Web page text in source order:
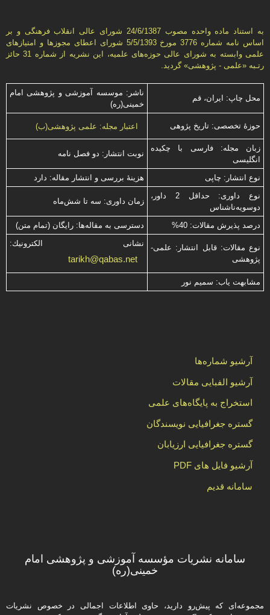
به استناد ماده واحده مصوب 24/6/1387 شورای عالی انقلاب فرهنگی و بر
اساس نامه شماره 3776 مورخ 5/5/1393 شورای اعطای مجوزها و امتيازهای
علمی وابسته به شورای عالی حوزه‌های علميه، اين نشريه از شماره 31 حائز
رتـبه «علمی - پژوهشی» گرديد.
محل چاپ: ایران، قم
ناشر: موسسه آموزشی و پژوهشی امام
خمینی(ره)
حوزۀ تخصصی: تاریخ پژوهی اعتبار مجله: علمی پژوهشی(ب)
زبان مجله: فارسی با چكیده
انگلیسی
نوبت انتشار: دو فصل نامه
نوع انتشار: چاپی
هزینۀ بررسی و انتشار مقاله: دارد
نوع داوری: حداقل 2 داور،
دوسویه‌ناشناس
زمان داوری: سه تا شش‌ماه
درصد پذیرش مقالات: 40% دسترسی به مقاله‌ها: رایگان (تمام متن)
نوع مقالات: قابل انتشار: علمی-
پژوهشی
نشانی الكترونیك:
tarikh@qabas.net
مشابهت ياب: سميم نور
آرشیو شماره‌ها
آرشیو الفبایی مقالات
استخراج به پایگاه‌های علمی
گستره جغرافیایی نویسندگان
گستره جغرافیایی ارزیابان
آرشیو فایل های PDF
سامانه قدیم
سامانه نشریات مؤسسه آموزشی و پژوهشی امام
خمینی(ره)
مجموعه‌ای که پیش‌رو دارید،‌ حاوی اطلاعات اجمالی در خصوص نشریات